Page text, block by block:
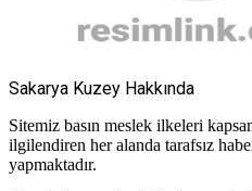
Sakarya Kuzey Hakkında
Sitemiz basın meslek ilkeleri
ilgilendiren her alanda tarafsız
yapmaktadır.